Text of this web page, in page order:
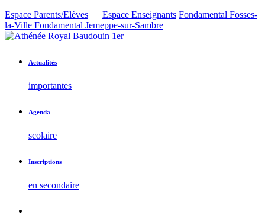
Espace Parents/Elèves
Espace Enseignants Fondamental Fosses-
la-Ville Fondamental Jemeppe-sur-Sambre
Actualités
importantes
Agenda
scolaire
Inscriptions
en secondaire